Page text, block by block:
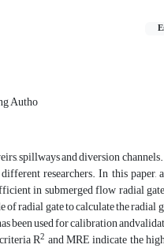
Autho
spillways and diversion
researchers. In this paper,
in submerged flow radial
radial gate to calculate the radial
been used for calibration
R2 and MRE indicate the